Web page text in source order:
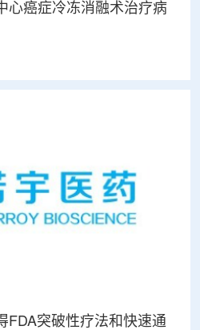
心癌症冷冻消融术治疗病
FDA突破性疗法和快速通